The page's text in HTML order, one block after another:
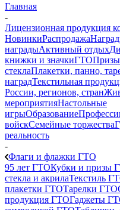
Главная
-
Лицензионная продукция
НовинкиРаспродажа
наградыАктивный отдых
книжки и значкиГТОПризы
стеклаПлакетки, панно,
наградТекстильная
России, регионов, стран
мероприятияНастольные
игрыОбразование
войскСемейные торжества
реальность
-
Флаги и флажки ГТО
95 лет ГТОКубки и призы
стекла и акрилаТекстиль
плакетки ГТОТарелки ГТО
продукция ГТОГаджеты